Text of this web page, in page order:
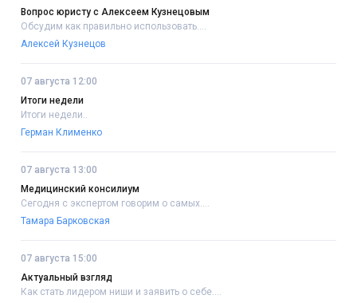
Вопрос юристу с Алексеем Кузнецовым
Обсудим как правильно использовать....
Алексей Кузнецов
07 августа 12:00
Итоги недели
Итоги недели..
Герман Клименко
07 августа 13:00
Медицинский консилиум
Сегодня с экспертом говорим о самых....
Тамара Барковская
07 августа 15:00
Актуальный взгляд
Как стать лидером ниши и заявить о себе....